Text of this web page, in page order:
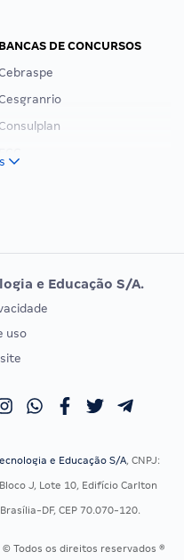
BANCAS DE CONCURSOS
Consulplan
Vunesp
EXAME DE ORDEM
OAB
e Educação S/A.
uso
e Educação S/A, CNPJ:
J, Lote 10, Edifício Carlton
DF, CEP 70.070-120.
© Todos os direitos reservados ®